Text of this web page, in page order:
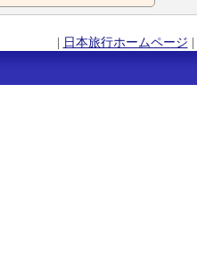
| 日本旅行ホームページ |